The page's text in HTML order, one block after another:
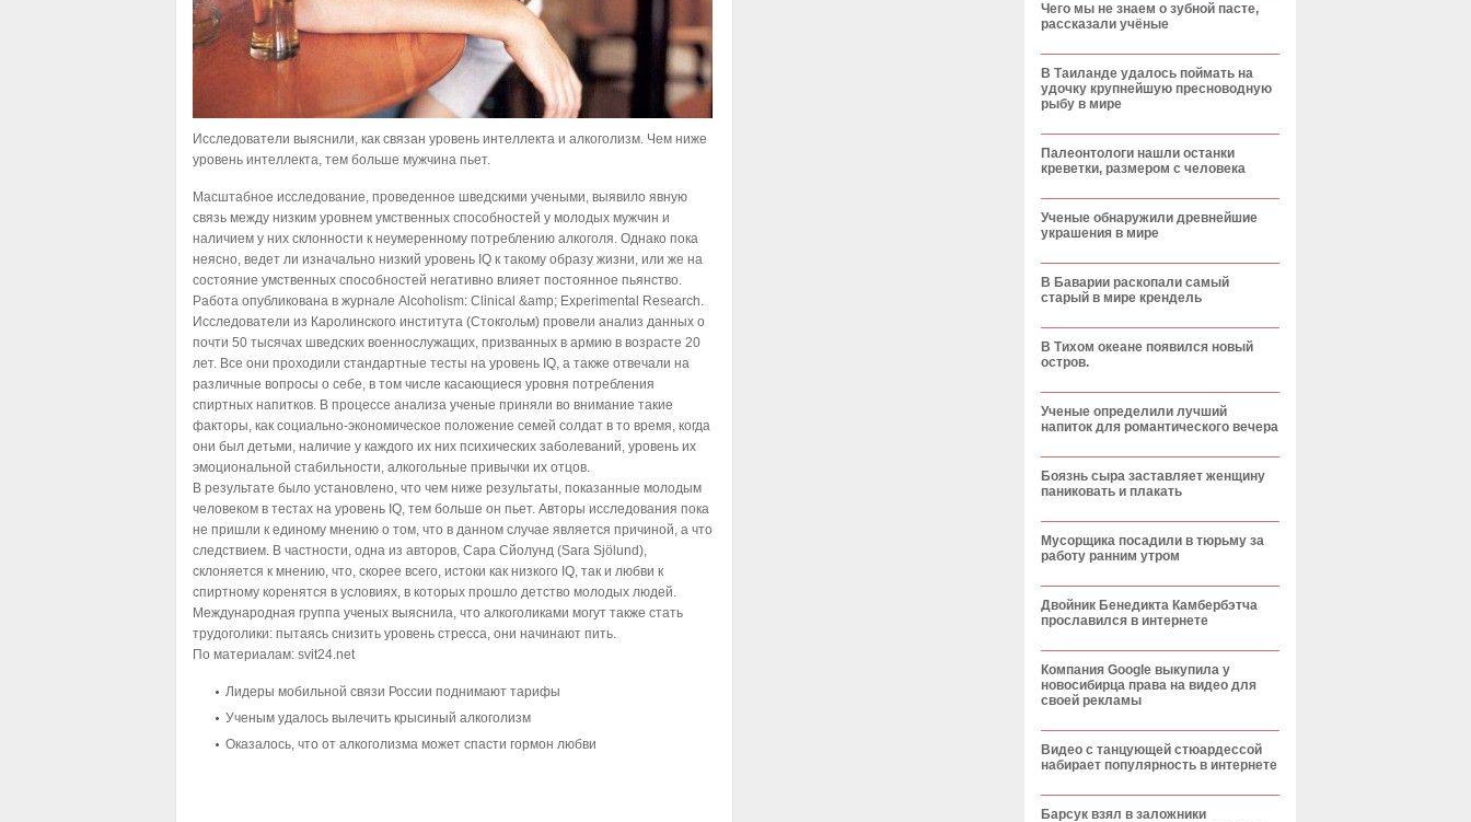
Исследователи выяснили, как связан уровень интеллекта и алкоголизм. Чем ниже
уровень интеллекта, тем больше мужчина пьет.
Масштабное исследование, проведенное шведскими учеными, выявило явную
связь между низким уровнем умственных способностей у молодых мужчин и
наличием у них склонности к неумеренному потреблению алкоголя. Однако пока
неясно, ведет ли изначально низкий уровень IQ к такому образу жизни, или же на
состояние умственных способностей негативно влияет постоянное пьянство.
Работа опубликована в журнале Alcoholism: Clinical &amp; Experimental Research.
Исследователи из Каролинского института (Стокгольм) провели анализ данных о
почти 50 тысячах шведских военнослужащих, призванных в армию в возрасте 20
лет. Все они проходили стандартные тесты на уровень IQ, а также отвечали на
различные вопросы о себе, в том числе касающиеся уровня потребления
спиртных напитков. В процессе анализа ученые приняли во внимание такие
факторы, как социально-экономическое положение семей солдат в то время, когда
они был детьми, наличие у каждого их них психических заболеваний, уровень их
эмоциональной стабильности, алкогольные привычки их отцов.
В результате было установлено, что чем ниже результаты, показанные молодым
человеком в тестах на уровень IQ, тем больше он пьет. Авторы исследования пока
не пришли к единому мнению о том, что в данном случае является причиной, а что
следствием. В частности, одна из авторов, Сара Сйолунд (Sara Sjölund),
склоняется к мнению, что, скорее всего, истоки как низкого IQ, так и любви к
спиртному коренятся в условиях, в которых прошло детство молодых людей.
Международная группа ученых выяснила, что алкоголиками могут также стать
трудоголики: пытаясь снизить уровень стресса, они начинают пить.
По материалам: svit24.net
Лидеры мобильной связи России поднимают тарифы
Ученым удалось вылечить крысиный алкоголизм
Оказалось, что от алкоголизма может спасти гормон любви
Чего мы не знаем о зубной пасте,
рассказали учёные
В Таиланде удалось поймать на
удочку крупнейшую пресноводную
рыбу в мире
Палеонтологи нашли останки
креветки, размером с человека
Ученые обнаружили древнейшие
украшения в мире
В Баварии раскопали самый
старый в мире крендель
В Тихом океане появился новый
остров.
Ученые определили лучший
напиток для романтического вечера
Боязнь сыра заставляет женщину
паниковать и плакать
Мусорщика посадили в тюрьму за
работу ранним утром
Двойник Бенедикта Камбербэтча
прославился в интернете
Компания Google выкупила у
новосибирца права на видео для
своей рекламы
Видео с танцующей стюардессой
набирает популярность в интернете
Барсук взял в заложники